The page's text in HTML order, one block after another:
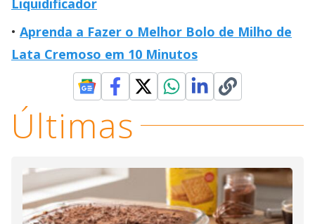
Aprenda a Fazer o Melhor Bolo de Milho de
Lata Cremoso em 10 Minutos
Últimas